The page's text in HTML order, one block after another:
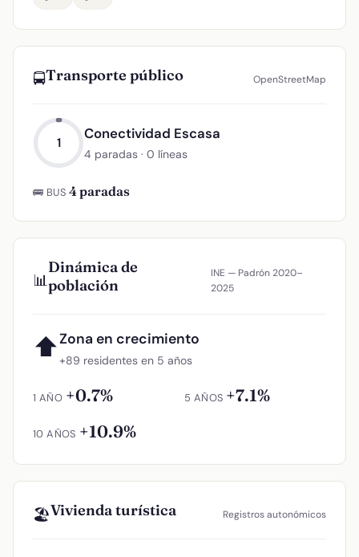
🚍Transporte público OpenStreetMap
1
Conectividad Escasa
4 paradas · 0 líneas
🚌 BUS 4 paradas
📊
Dinámica de
población
INE — Padrón 2020–
2025
⬆Zona en crecimiento
+89 residentes en 5 años
1 AÑO +0.7% 5 AÑOS +7.1%
10 AÑOS +10.9%
🏖️Vivienda turística Registros autonómicos